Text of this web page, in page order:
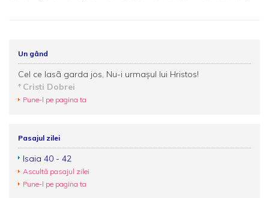
Un gând
Cel ce lasã garda jos, Nu-i urmaşul lui Hristos!
Cristi Dobrei
Pune-l pe pagina ta
Pasajul zilei
Isaia 40 - 42
Ascultă pasajul zilei
Pune-l pe pagina ta